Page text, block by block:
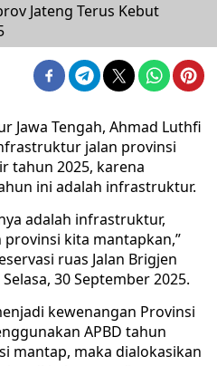
Jateng Terus Kebut
Jawa Tengah, Ahmad Luthfi
jalan provinsi
tahun 2025, karena
ini adalah infrastruktur.
adalah infrastruktur,
kita mantapkan,”
ruas Jalan Brigjen
30 September 2025.
kewenangan Provinsi
APBD tahun
mantap, maka dialokasikan